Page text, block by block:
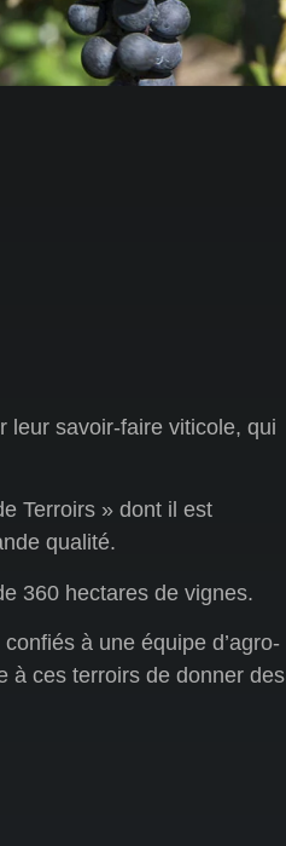
leur savoir-faire viticole, qui
Terroirs » dont il est
qualité.
360 hectares de vignes.
à une équipe d’agro-
à ces terroirs de donner des